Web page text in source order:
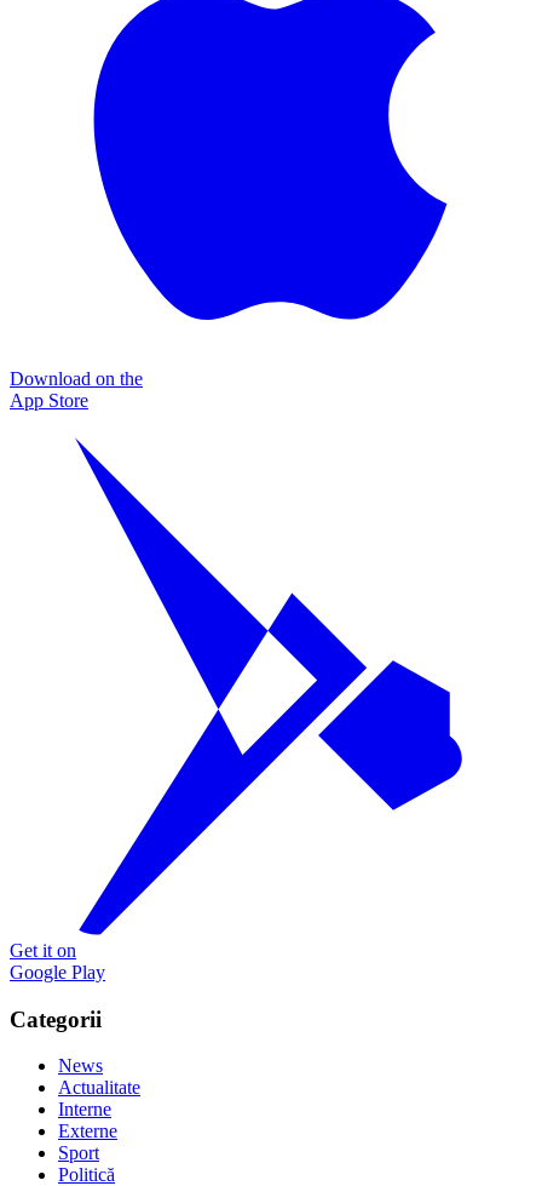
Download on the
App Store
Get it on
Google Play
Categorii
News
Actualitate
Interne
Externe
Sport
Politică